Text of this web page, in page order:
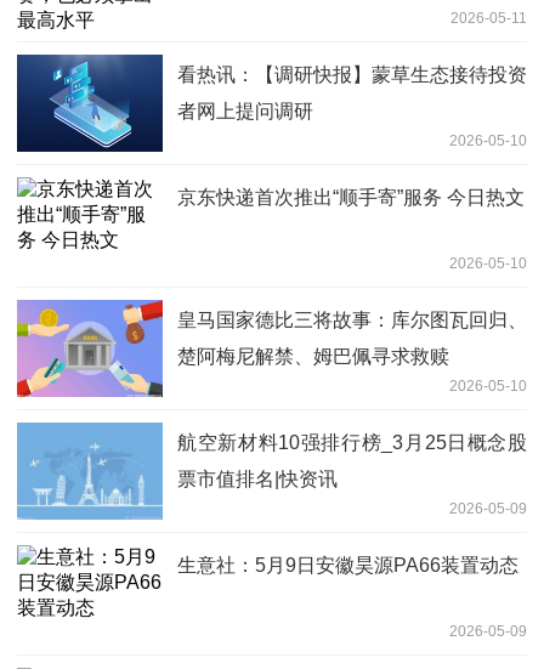
2026-05-11
看热讯：【调研快报】蒙草生态接待投资
者网上提问调研
2026-05-10
京东快递首次推出“顺手寄”服务 今日热文
2026-05-10
皇马国家德比三将故事：库尔图瓦回归、
楚阿梅尼解禁、姆巴佩寻求救赎
2026-05-10
航空新材料10强排行榜_3月25日概念股
票市值排名|快资讯
2026-05-09
生意社：5月9日安徽昊源PA66装置动态
2026-05-09